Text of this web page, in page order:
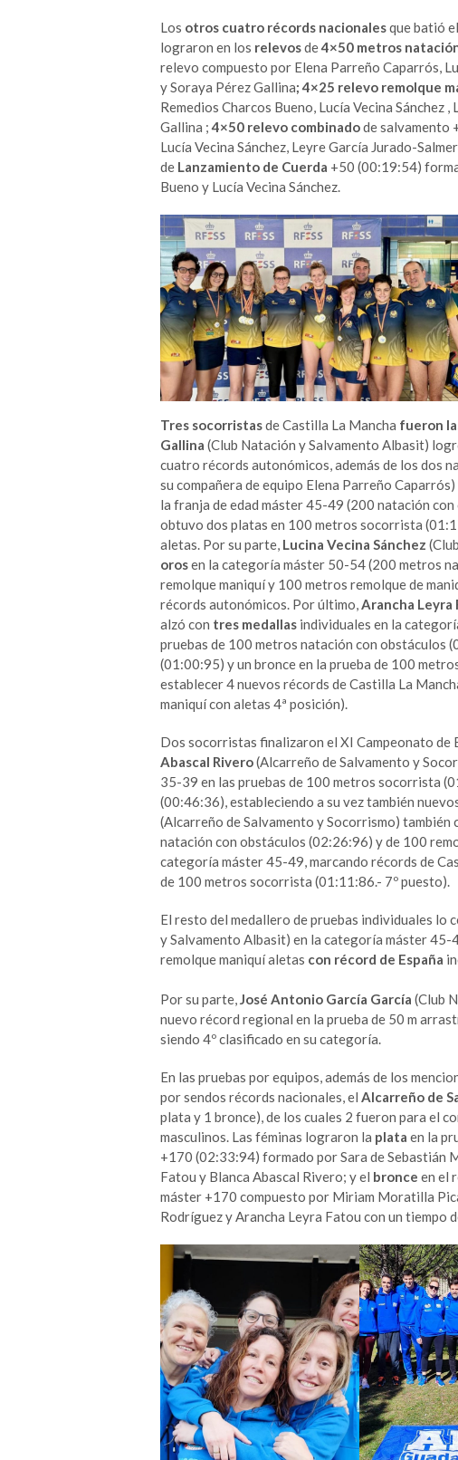
Los otros cuatro récords nacionalesque batió el
lograron en los relevosde4×50 metros
relevo compuesto por Elena Parreño Caparrós,
y Soraya Pérez Gallina; 4×25 relevo remolque
Remedios Charcos Bueno, Lucía Vecina Sánchez
Gallina ;4×50 relevo combinadode salvamento
Lucía Vecina Sánchez, Leyre García Jurado-
de Lanzamiento de Cuerda +50 (00:19:54)
Bueno y Lucía Vecina Sánchez.
Tres socorristasde Castilla La Mancha fueron
Gallina (Club Natación y Salvamento Albasit)
cuatro récords autonómicos, además de los dos
su compañera de equipo Elena Parreño
la franja de edad máster 45-49 (200 natación
obtuvo dos platas en 100 metros socorrista
aletas. Por su parte, Lucina Vecina Sánchez
orosen la categoría máster 50-54 (200 metros
remolque maniquí y 100 metros remolque de
récords autonómicos. Por último,Arancha Leyra
alzó con tres medallas individuales en la
pruebas de 100 metros natación con obstáculos
(01:00:95) y un bronce en la prueba de 100
establecer 4 nuevos récords de Castilla La
maniquí con aletas 4ª posición).
Dos socorristas finalizaron el XI Campeonato de
Abascal Rivero(Alcarreño de Salvamento y
35-39 en las pruebas de 100 metros socorrista
(00:46:36), estableciendo a su vez también
(Alcarreño de Salvamento y Socorrismo) también
natación con obstáculos (02:26:96) y de 100
categoría máster 45-49, marcando récords de
de 100 metros socorrista (01:11:86.- 7º puesto).
El resto del medallero de pruebas individuales lo
y Salvamento Albasit) en la categoría máster 45-
remolque maniquí aletas con récord de España
Por su parte,José Antonio García García (Club
nuevo récord regional en la prueba de 50 m
siendo 4º clasificado en su categoría.
En las pruebas por equipos, además de los
por sendos récords nacionales, el Alcarreño de
plata y 1 bronce), de los cuales 2 fueron para el
masculinos. Las féminas lograron la plata en la
+170 (02:33:94) formado por Sara de Sebastián
Fatou y Blanca Abascal Rivero; y el bronce en el
máster +170 compuesto por Miriam Moratilla
Rodríguez y Arancha Leyra Fatou con un tiempo